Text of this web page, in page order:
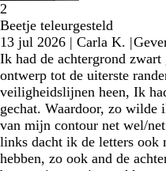
2
Beetje teleurgesteld
13 jul 2026 | Carla K. |
Ik had de achtergrond
ontwerp tot de uiterste
veiligheidslijnen heen, Ik
gechat. Waardoor, zo wilde
van mijn contour net wel/
links dacht ik de letters ook
hebben, zo ook and de